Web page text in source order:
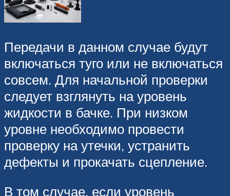
Передачи в данном случае будут
включаться туго или не включаться
совсем. Для начальной проверки
следует взглянуть на уровень
жидкости в бачке. При низком
уровне необходимо провести
проверку на утечки, устранить
дефекты и прокачать сцепление.
В том случае, если уровень